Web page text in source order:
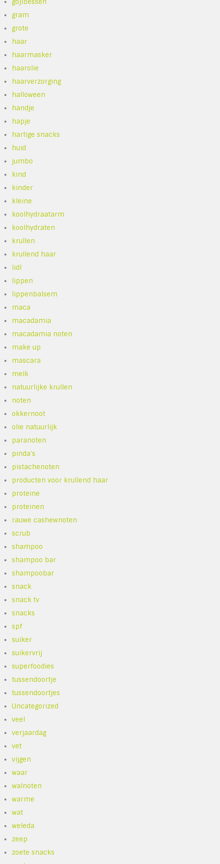
gojibessen
gram
grote
haar
haarmasker
haarolie
haarverzorging
halloween
handje
hapje
hartige snacks
huid
jumbo
kind
kinder
kleine
koolhydraatarm
koolhydraten
krullen
krullend haar
lidl
lippen
lippenbalsem
maca
macadamia
macadamia noten
make up
mascara
melk
natuurlijke krullen
noten
okkernoot
olie natuurlijk
paranoten
pinda's
pistachenoten
producten voor krullend haar
proteine
proteinen
rauwe cashewnoten
scrub
shampoo
shampoo bar
shampoobar
snack
snack tv
snacks
spf
suiker
suikervrij
superfoodies
tussendoortje
tussendoortjes
Uncategorized
veel
verjaardag
vet
vijgen
waar
walnoten
warme
wat
weleda
zeep
zoete snacks